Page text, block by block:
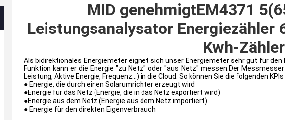
MID genehmigtEM4371
Leistungsanalysator Energiezähler
Kwh-Zähler
Als bidirektionales Energiemeter eignet sich unser Energiemeter sehr gut für den
Funktion kann er die Energie "zu Netz" oder "aus Netz" messen.Der
Leistung, Aktive Energie, Frequenz...) in die Cloud. So können Sie die folgenden
● Energie, die durch einen Solarumrichter erzeugt wird
●Energie für das Netz (Energie, die in das Netz exportiert wird)
●Energie aus dem Netz (Energie aus dem Netz importiert)
● Energie für den direkten Eigenverbrauch